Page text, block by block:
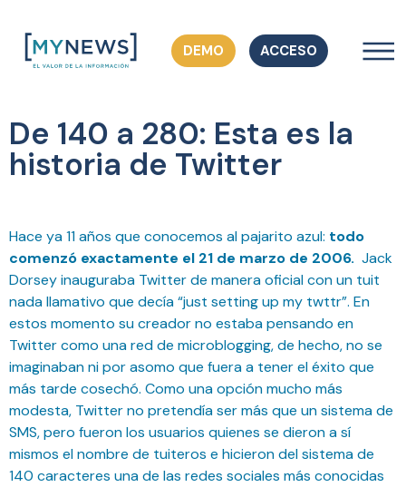
DEMO ACCESO
De 140 a 280: Esta es la
historia de Twitter
Hace ya 11 años que conocemos al pajarito azul: todo
comenzó exactamente el 21 de marzo de 2006. Jack
Dorsey inauguraba Twitter de manera oficial con un tuit
nada llamativo que decía “just setting up my twttr”. En
estos momento su creador no estaba pensando en
Twitter como una red de microblogging, de hecho, no se
imaginaban ni por asomo que fuera a tener el éxito que
más tarde cosechó. Como una opción mucho más
modesta, Twitter no pretendía ser más que un sistema de
SMS, pero fueron los usuarios quienes se dieron a sí
mismos el nombre de tuiteros e hicieron del sistema de
140 caracteres una de las redes sociales más conocidas